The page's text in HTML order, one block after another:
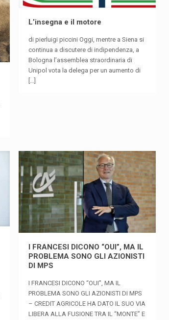
L’insegna e il motore
di pierluigi piccini Oggi, mentre a Siena si
continua a discutere di indipendenza, a
Bologna l’assemblea straordinaria di
Unipol vota la delega per un aumento di
[…]
I FRANCESI DICONO “OUI”, MA IL
PROBLEMA SONO GLI AZIONISTI
DI MPS
I FRANCESI DICONO “OUI”, MA IL
PROBLEMA SONO GLI AZIONISTI DI MPS
– CREDIT AGRICOLE HA DATO IL SUO VIA
LIBERA ALLA FUSIONE TRA IL “MONTE” E